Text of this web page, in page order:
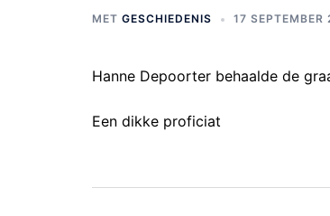
MET GESCHIEDENIS 17 SEPTEMBER
Hanne Depoorter behaalde de
Een dikke proficiat